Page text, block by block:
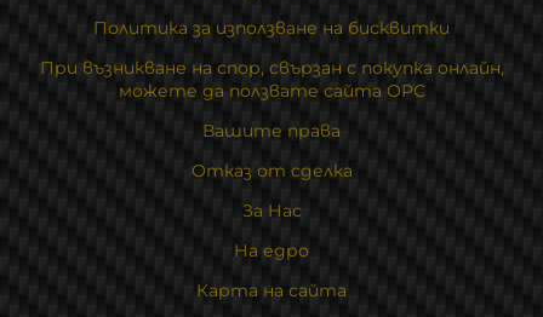
Политика за използване на бисквитки
При възникване на спор, свързан с покупка онлайн,
можете да ползвате сайта ОРС
Вашите права
Отказ от сделка
За Нас
На едро
Карта на сайта